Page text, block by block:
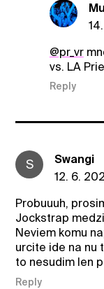
@pr_vr
vs. LA
Reply
S
Swangi
12. 6.
Probuuuh,
Jockstrap
Neviem komu
urcite ide na nu
to nesudim len
Reply